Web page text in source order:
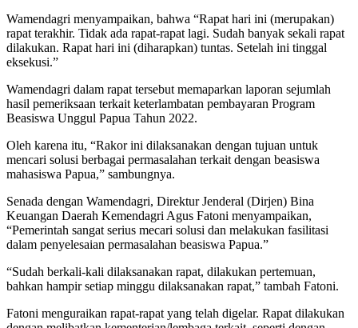
Wamendagri menyampaikan, bahwa “Rapat hari ini (merupakan)
rapat terakhir. Tidak ada rapat-rapat lagi. Sudah banyak sekali rapat
dilakukan. Rapat hari ini (diharapkan) tuntas. Setelah ini tinggal
eksekusi.”
Wamendagri dalam rapat tersebut memaparkan laporan sejumlah
hasil pemeriksaan terkait keterlambatan pembayaran Program
Beasiswa Unggul Papua Tahun 2022.
Oleh karena itu, “Rakor ini dilaksanakan dengan tujuan untuk
mencari solusi berbagai permasalahan terkait dengan beasiswa
mahasiswa Papua,” sambungnya.
Senada dengan Wamendagri, Direktur Jenderal (Dirjen) Bina
Keuangan Daerah Kemendagri Agus Fatoni menyampaikan,
“Pemerintah sangat serius mecari solusi dan melakukan fasilitasi
dalam penyelesaian permasalahan beasiswa Papua.”
“Sudah berkali-kali dilaksanakan rapat, dilakukan pertemuan,
bahkan hampir setiap minggu dilaksanakan rapat,” tambah Fatoni.
Fatoni menguraikan rapat-rapat yang telah digelar. Rapat dilakukan